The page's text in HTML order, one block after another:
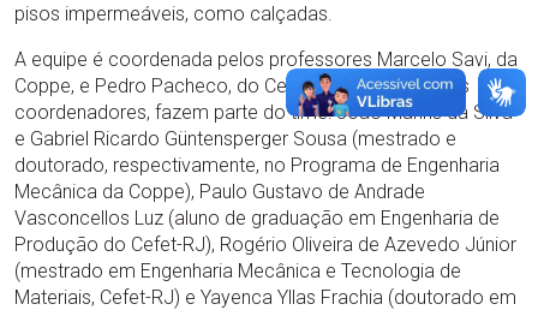
pisos impermeáveis, como calçadas.
A equipe é coordenada pelos professores Marcelo Savi, da
Coppe, e Pedro Pacheco, do Cefet-RJ. Além dos dois
coordenadores, fazem parte do time: João Marins da Silva
e Gabriel Ricardo Güntensperger Sousa (mestrado e
doutorado, respectivamente, no Programa de Engenharia
Mecânica da Coppe), Paulo Gustavo de Andrade
Vasconcellos Luz (aluno de graduação em Engenharia de
Produção do Cefet-RJ), Rogério Oliveira de Azevedo Júnior
(mestrado em Engenharia Mecânica e Tecnologia de
Materiais, Cefet-RJ) e Yayenca Yllas Frachia (doutorado em